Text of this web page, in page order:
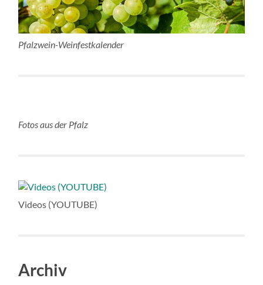
Pfalzwein-Weinfestkalender
Fotos aus der Pfalz
Videos (YOUTUBE)
Archiv